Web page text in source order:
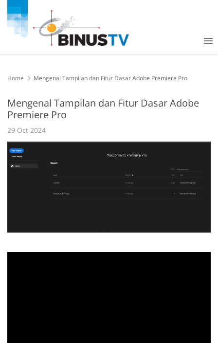
Home Mengenal Tampilan dan Fitur Dasar Adobe Premiere Pro
Mengenal Tampilan dan Fitur Dasar Adobe
Premiere Pro
29 Oct 2024